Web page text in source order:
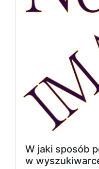
W jaki sposób
w